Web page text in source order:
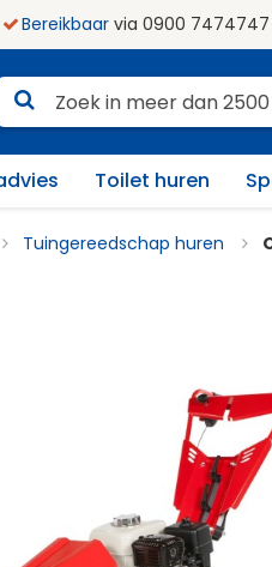
Bereikbaar via 0900 7474747
Toilet huren
Tuingereedschap huren